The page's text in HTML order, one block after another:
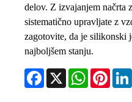
delov. Z izvajanjem načrta
sistematično upravljate z
zagotovite, da je silikonski
najboljšem stanju.
Facebook
X WhatsApp